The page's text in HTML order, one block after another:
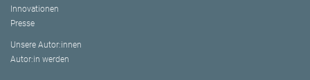
Innovationen
Presse
Unsere Autor:innen
Autor:in werden